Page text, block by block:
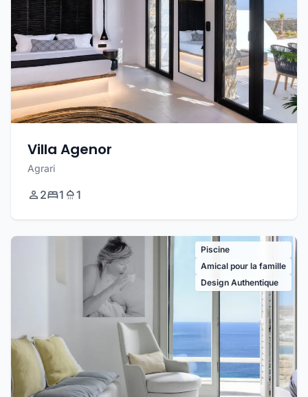
Villa Agenor
Agrari
2 1 1
Piscine
Amical pour la famille
Design Authentique